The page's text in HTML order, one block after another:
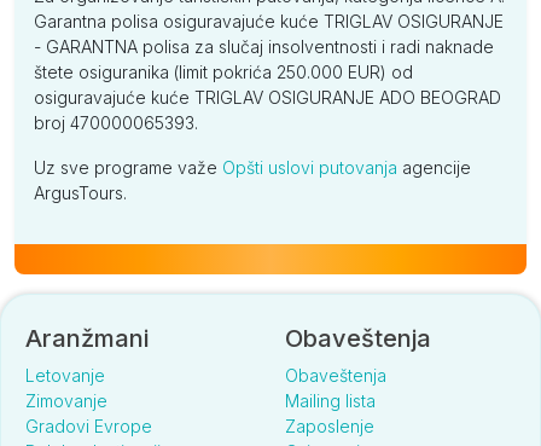
Garantna polisa osiguravajuće kuće TRIGLAV OSIGURANJE
- GARANTNA polisa za slučaj insolventnosti i radi naknade
štete osiguranika (limit pokrića 250.000 EUR) od
osiguravajuće kuće TRIGLAV OSIGURANJE ADO BEOGRAD
broj 470000065393.
Uz sve programe važe Opšti uslovi putovanja agencije
ArgusTours.
Aranžmani
Letovanje
Zimovanje
Gradovi Evrope
Obaveštenja
Obaveštenja
Mailing lista
Zaposlenje